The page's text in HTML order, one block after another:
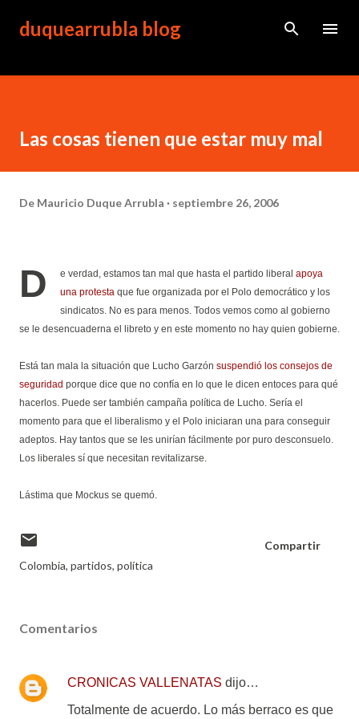
Ir al contenido principal
duquearrubla blog
Las cosas tienen que estar muy mal
De Mauricio Duque Arrubla septiembre 26, 2006
D e verdad, estamos tan mal que hasta el partido liberal apoya
una protesta que fue organizada por el Polo democrático y los
sindicatos. No es para menos. Todos vemos como al gobierno
se le desencuaderna el libreto y en este momento no hay quien gobierne.
Está tan mala la situación que Lucho Garzón suspendió los consejos de
seguridad porque dice que no confía en lo que le dicen entoces para qué
hacerlos. Puede ser también campaña política de Lucho. Sería el
momento para que el liberalismo y el Polo iniciaran una para conseguir
adeptos. Hay tantos que se les unirían fácilmente por puro desconsuelo.
Los liberales sí que necesitan revitalizarse.
Lástima que Mockus se quemó.
Colombia partidos política
Compartir
Comentarios
CRONICAS VALLENATAS dijo…
Totalmente de acuerdo. Lo más berraco es que